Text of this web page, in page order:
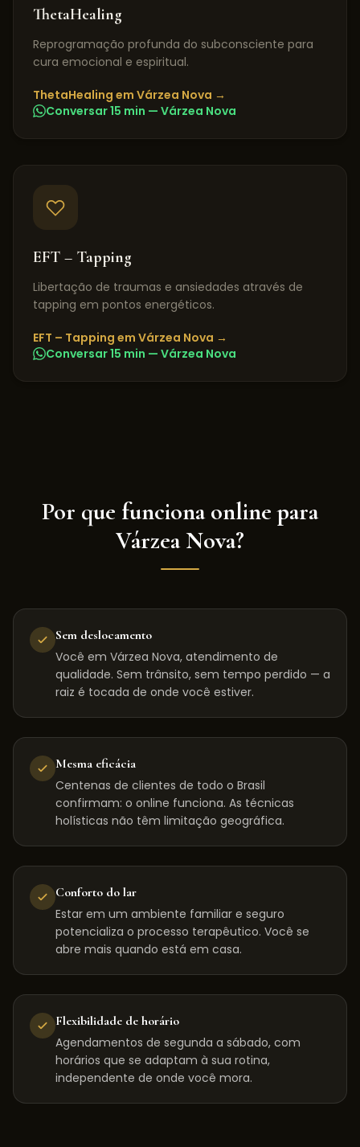
ThetaHealing
Reprogramação profunda do subconsciente para
cura emocional e espiritual.
ThetaHealing em Várzea Nova →
Conversar 15 min — Várzea Nova
EFT – Tapping
Libertação de traumas e ansiedades através de
tapping em pontos energéticos.
EFT – Tapping em Várzea Nova →
Conversar 15 min — Várzea Nova
Por que funciona online para
Várzea Nova?
Sem deslocamento
Você em Várzea Nova, atendimento de
qualidade. Sem trânsito, sem tempo perdido — a
raiz é tocada de onde você estiver.
Mesma eficácia
Centenas de clientes de todo o Brasil
confirmam: o online funciona. As técnicas
holísticas não têm limitação geográfica.
Conforto do lar
Estar em um ambiente familiar e seguro
potencializa o processo terapêutico. Você se
abre mais quando está em casa.
Flexibilidade de horário
Agendamentos de segunda a sábado, com
horários que se adaptam à sua rotina,
independente de onde você mora.